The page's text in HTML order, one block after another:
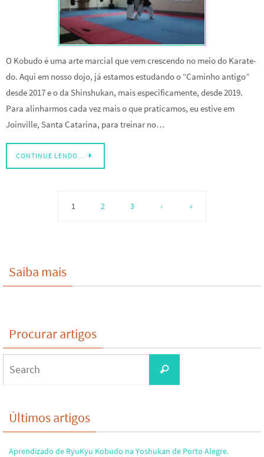
O Kobudo é uma arte marcial que vem crescendo no meio do Karate-
do. Aqui em nosso dojo, já estamos estudando o “Caminho antigo”
desde 2017 e o da Shinshukan, mais especificamente, desde 2019.
Para alinharmos cada vez mais o que praticamos, eu estive em
Joinville, Santa Catarina, para treinar no…
CONTINUE LENDO…
1 2 3 › »
Saiba mais
Procurar artigos
Search
Últimos artigos
Aprendizado de RyuKyu Kobudo na Yoshukan de Porto Alegre.